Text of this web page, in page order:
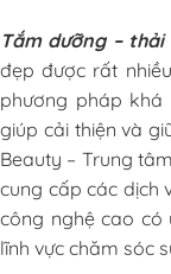
Tắm dưỡng – thải
đẹp được rất
phương pháp
giúp cải thiện và
Beauty – Trung
cung cấp các dịch
công nghệ cao có
lĩnh vực chăm sóc